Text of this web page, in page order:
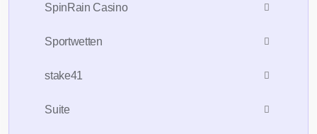
SpinRain Casino
Sportwetten
stake41
Suite